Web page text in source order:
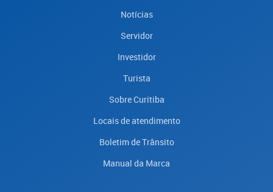
Notícias
Servidor
Investidor
Turista
Sobre Curitiba
Locais de atendimento
Boletim de Trânsito
Manual da Marca